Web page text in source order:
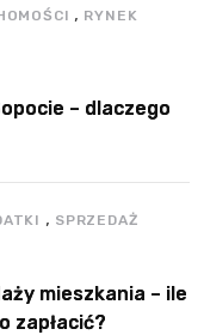
, RYNEK
– dlaczego
, SPRZEDAŻ
mieszkania – ile
zapłacić?